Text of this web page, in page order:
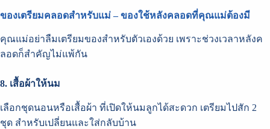
ของเตรียมคลอดสำหรับแม่ – ของใช้หลังคลอดที่คุณแม่ต้องมี
คุณแม่อย่าลืมเตรียมของสำหรับตัวเองด้วย เพราะช่วงเวลาหลังค
ลอดก็สำคัญไม่แพ้กัน
8. เสื้อผ้าให้นม
เลือกชุดนอนหรือเสื้อผ้า ที่เปิดให้นมลูกได้สะดวก เตรียมไปสัก 2
ชุด สำหรับเปลี่ยนและใส่กลับบ้าน